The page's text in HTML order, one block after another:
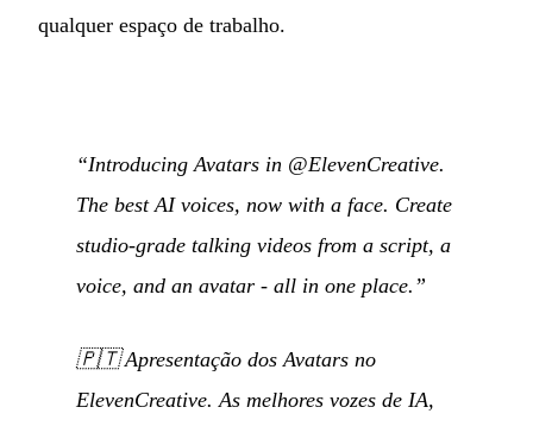
qualquer espaço de trabalho.
“Introducing Avatars in @ElevenCreative.
The best AI voices, now with a face. Create
studio-grade talking videos from a script, a
voice, and an avatar - all in one place.”
🇵🇹Apresentação dos Avatars no
ElevenCreative. As melhores vozes de IA,